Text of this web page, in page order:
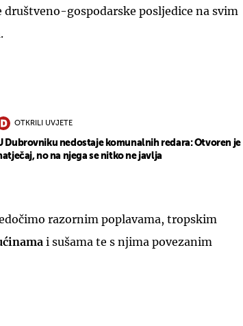
gospodarske posljedice na svim
OTKRILI UVJETE
Dubrovniku nedostaje komunalnih redara: Otvoren je
no na njega se nitko ne javlja
razornim poplavama, tropskim
i sušama te s njima povezanim